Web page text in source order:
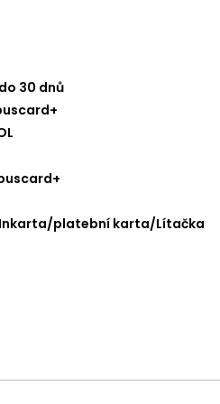
30 dnů
platební karta/Lítačka